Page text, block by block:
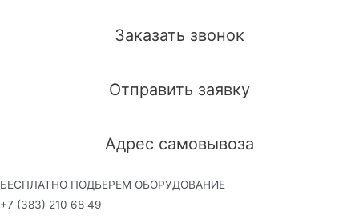
Заказать звонок
Отправить заявку
Адрес самовывоза
БЕСПЛАТНО ПОДБЕРЕМ ОБОРУДОВАНИЕ
+7 (383) 210 68 49